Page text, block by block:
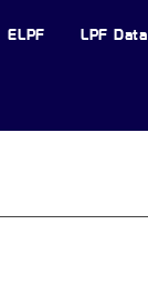
ELPF LPF Data